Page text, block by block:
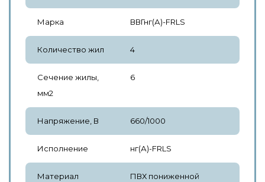
Марка ВВГнг(А)-FRLS
Количество жил 4
Сечение жилы,
мм2
6
Напряжение, В 660/1000
Исполнение нг(А)-FRLS
Материал
ПВХ пониженной